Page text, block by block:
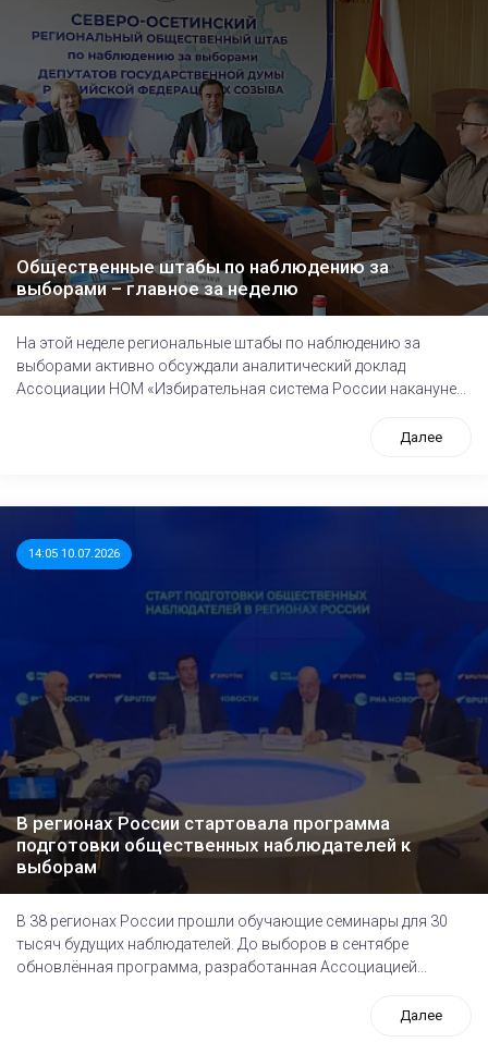
Общественные штабы по наблюдению за
выборами – главное за неделю
На этой неделе региональные штабы по наблюдению за
выборами активно обсуждали аналитический доклад
Ассоциации НОМ «Избирательная система России накануне...
Далее
14:05 10.07.2026
В регионах России стартовала программа
подготовки общественных наблюдателей к
выборам
В 38 регионах России прошли обучающие семинары для 30
тысяч будущих наблюдателей. До выборов в сентябре
обновлённая программа, разработанная Ассоциацией...
Далее